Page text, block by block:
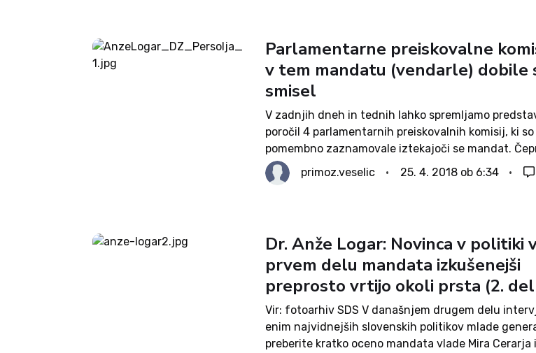
Parlamentarne preiskovalne
v tem mandatu (vendarle) dobile
smisel
V zadnjih dneh in tednih lahko spremljamo
poročil 4 parlamentarnih preiskovalnih komisij, ki so
pomembno zaznamovale iztekajoči se mandat.
postregel z zelo majhno količino resnih sprememb
krajine, je tu vendarle nekaj drugače: parlamentarne
primoz.veselic 25. 4. 2018 ob 6:34
Dr. Anže Logar: Novinca v politiki
prvem delu mandata izkušenejši
preprosto vrtijo okoli prsta (2.
Vir: fotoarhiv SDS V današnjem drugem delu
enim najvidnejših slovenskih politikov mlade
preberite kratko oceno mandata vlade Mira Cerarja